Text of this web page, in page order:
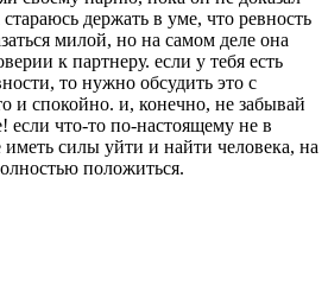
стараюсь держать в уме, что ревность
милой, но на самом деле она
к партнеру. если у тебя есть
то нужно обсудить это с
и спокойно. и, конечно, не забывай
если что-то по-настоящему не в
силы уйти и найти человека, на
положиться.